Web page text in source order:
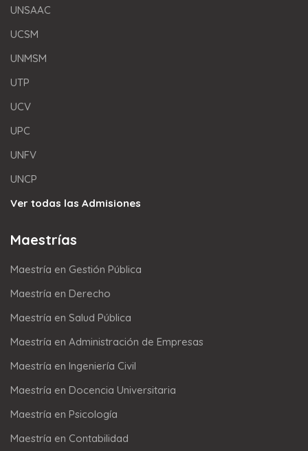
UNSAAC
UCSM
UNMSM
UTP
UCV
UPC
UNFV
UNCP
Ver todas las Admisiones
Maestrías
Maestría en Gestión Pública
Maestría en Derecho
Maestría en Salud Pública
Maestría en Administración de Empresas
Maestría en Ingeniería Civil
Maestría en Docencia Universitaria
Maestría en Psicología
Maestría en Contabilidad